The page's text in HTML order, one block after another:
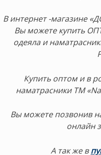
В интернет -магазине
Вы можете купить
одеяла и
Купить оптом и в
наматрасники ТМ
Вы можетепозвонив
онлайн
А так же в